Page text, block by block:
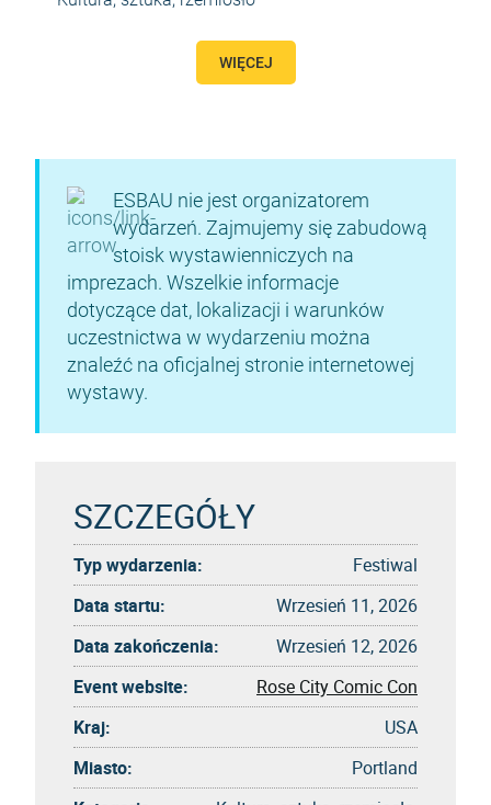
WIĘCEJ
ESBAU nie jest organizatorem
wydarzeń. Zajmujemy się zabudową
stoisk wystawienniczych na
imprezach. Wszelkie informacje
dotyczące dat, lokalizacji i warunków
uczestnictwa w wydarzeniu można
znaleźć na oficjalnej stronie internetowej
wystawy.
SZCZEGÓŁY
Typ wydarzenia:
Festiwal
Data startu:
Wrzesień 11, 2026
Data zakończenia:
Wrzesień 12, 2026
Event website:
Rose City Comic Con
Kraj:
USA
Miasto:
Portland